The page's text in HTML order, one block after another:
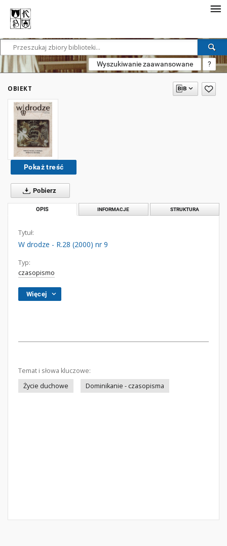
Wyszukiwanie zaawansowane ?
OBIEKT
Pokaż treść
Pobierz
OPIS INFORMACJE STRUKTURA
Tytuł:
W drodze - R.28 (2000) nr 9
Typ:
czasopismo
Więcej
Temat i słowa kluczowe:
Życie duchowe
Dominikanie - czasopisma